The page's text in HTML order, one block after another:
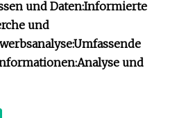
und Daten:Informierte
und
Umfassende
Analyse und